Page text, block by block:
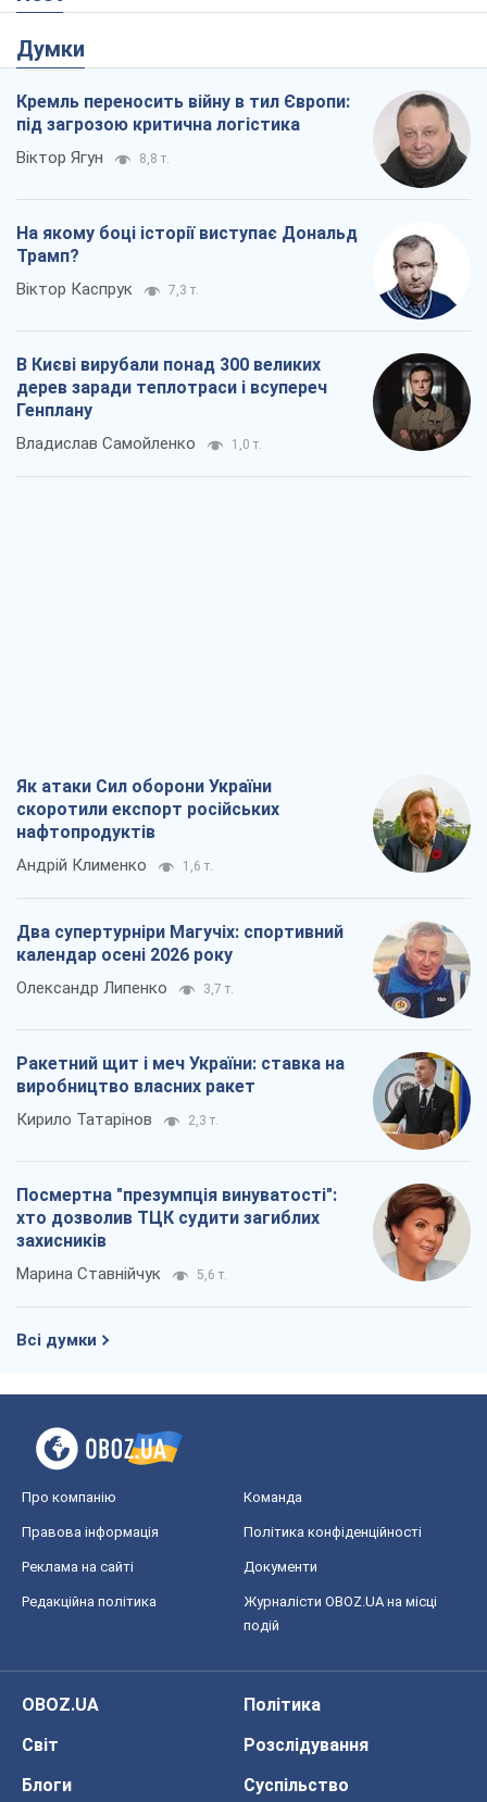
Думки
Кремль переносить війну в тил Європи:
під загрозою критична логістика
Віктор Ягун 8,8 т.
На якому боці історії виступає Дональд
Трамп?
Віктор Каспрук 7,3 т.
В Києві вирубали понад 300 великих
дерев заради теплотраси і всупереч
Генплану
Владислав Самойленко 1,0 т.
Як атаки Сил оборони України
скоротили експорт російських
нафтопродуктів
Андрій Клименко 1,6 т.
Два супертурніри Магучіх: спортивний
календар осені 2026 року
Олександр Липенко 3,7 т.
Ракетний щит і меч України: ставка на
виробництво власних ракет
Кирило Татарінов 2,3 т.
Посмертна "презумпція винуватості":
хто дозволив ТЦК судити загиблих
захисників
Марина Ставнійчук 5,6 т.
Всі думки
Про компанію Команда
Правова інформація Політика конфіденційності
Реклама на сайті Документи
Редакційна політика
Журналісти OBOZ.UA на місці
подій
OBOZ.UA
Політика
Світ
Розслідування
Блоги
Суспільство